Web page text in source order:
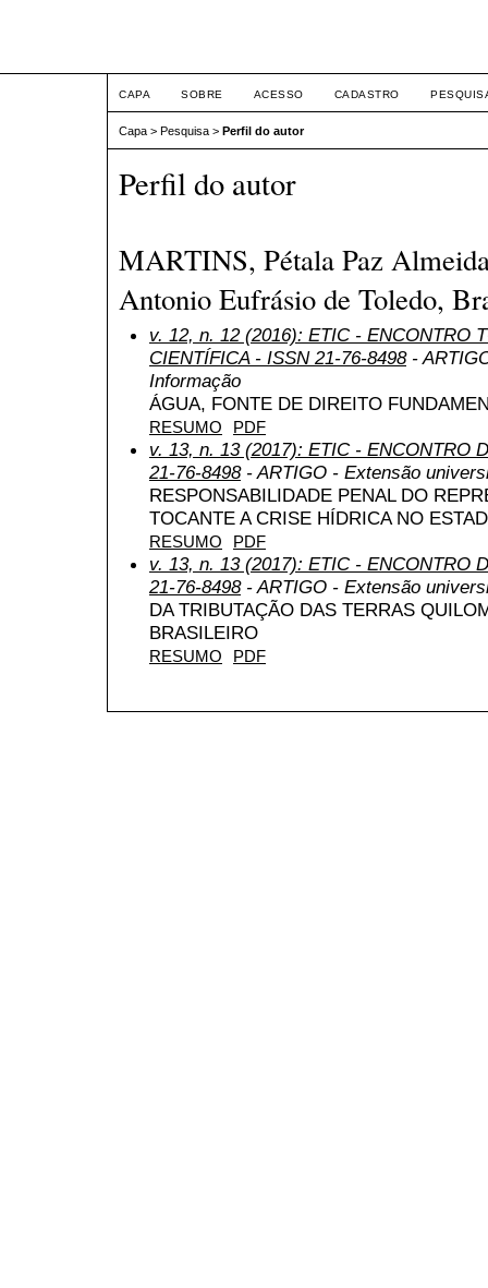
CAPA SOBRE ACESSO CADASTRO
Capa > Pesquisa > Perfil do autor
Perfil do autor
MARTINS, Pétala Paz
Antonio Eufrásio de Toledo,
v. 12, n. 12 (2016): ETIC - ENCONTRO
CIENTÍFICA - ISSN 21-76-8498-
Informação
ÁGUA, FONTE DE DIREITO
RESUMO PDF
v. 13, n. 13 (2017): ETIC - ENCONTRO
21-76-8498- ARTIGO - Extensão
RESPONSABILIDADE PENAL DO
TOCANTE A CRISE HÍDRICA NO
RESUMO PDF
v. 13, n. 13 (2017): ETIC - ENCONTRO
21-76-8498- ARTIGO - Extensão
DA TRIBUTAÇÃO DAS TERRAS
BRASILEIRO
RESUMO PDF